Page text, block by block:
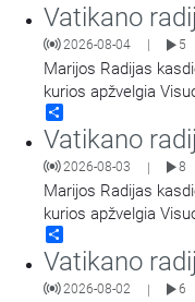
Vatikano
2026-08-04 5
Marijos Radijas
kurios apžvelgia
Vatikano
2026-08-03 | 8
Marijos Radijas
kurios apžvelgia
Vatikano
2026-08-02 | 6